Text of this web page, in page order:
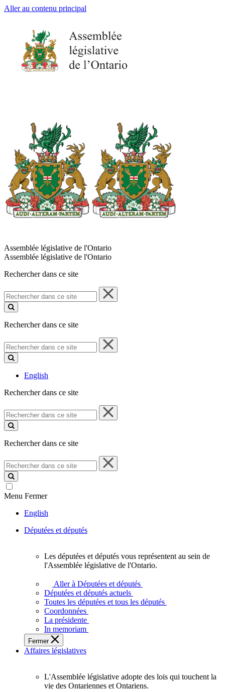
Aller au contenu principal
Assemblée législative de l'Ontario
Assemblée législative de l'Ontario
Rechercher dans ce site
Rechercher
dans
ce
Rechercher dans ce site
Rechercher
dans
ce
English
Rechercher dans ce site
Rechercher
dans
ce
Rechercher dans ce site
Rechercher
dans
ce
site
Menu Fermer
English
Députées et députés
députés
vous
représentent
sein
de
l'Assemblée
législative
l'Ontario.
Les députées et députés vous représentent au sein de
l'Assemblée législative de l'Ontario.
Aller à Députées et députés
Députées et députés actuels
Toutes les députées et tous les députés
Coordonnées
La présidente
In memoriam
Fermer
Affaires législatives
L'Assemblée
L'Assemblée législative adopte des lois qui touchent la
vie des Ontariennes et Ontariens.